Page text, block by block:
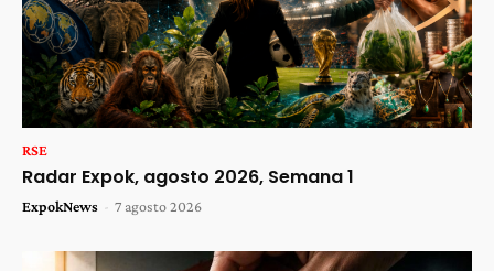
RSE
Radar Expok, agosto 2026, Semana 1
ExpokNews - 7 agosto 2026